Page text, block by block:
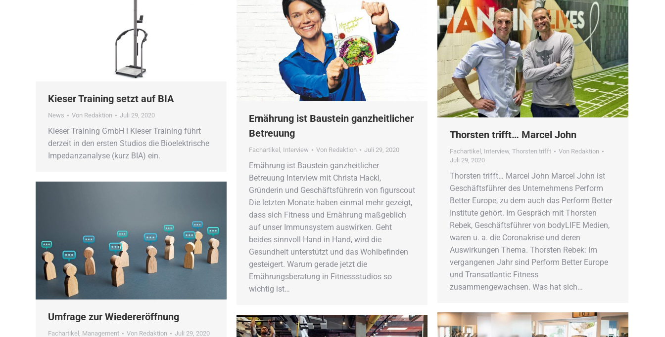
Kieser Training setzt auf BIA
News Von Redaktion Juli 29, 2020
Kieser Training GmbH ǀ Kieser Training führt
derzeit in den ersten Studios die Bioelektrische
Impedanzanalyse (kurz BIA) ein.
Ernährung ist Baustein ganzheitlicher
Betreuung
Fachartikel , Interview Von Redaktion Juli 29, 2020
Ernährung ist Baustein ganzheitlicher
Betreuung Interview mit Christa Hackl,
Gründerin und Geschäftsführerin von figurscout
Die letzten Monate haben einmal mehr gezeigt,
dass sich Fitness und Ernährung maßgeblich
auf unser Immunsystem auswirken. Geht
beides sinnvoll Hand in Hand, wird die
Gesundheit unterstützt und das Wohlbefinden
gesteigert. Warum gerade jetzt die
Ernährungsberatung in Fitnessstudios so
wichtig ist…
Thorsten trifft… Marcel John
Fachartikel Interview Thorsten trifft Von Redaktion
Juli 29, 2020
Thorsten trifft… Marcel John Marcel John ist
Geschäftsführer des Unternehmens Perform
Better Europe, zu dem auch das Perform Better
Institute gehört. Im Gespräch mit Thorsten
Rebek, Geschäftsführer von bodyLIFE Medien,
waren u. a. die Coronakrise und deren
Auswirkungen Thema. Thorsten Rebek: Im
vergangenen Jahr sind Perform Better Europe
und Transatlantic Fitness
zusammengewachsen. Was hat sich…
Umfrage zur Wiedereröffnung
Fachartikel Management Von Redaktion Juli 29, 2020